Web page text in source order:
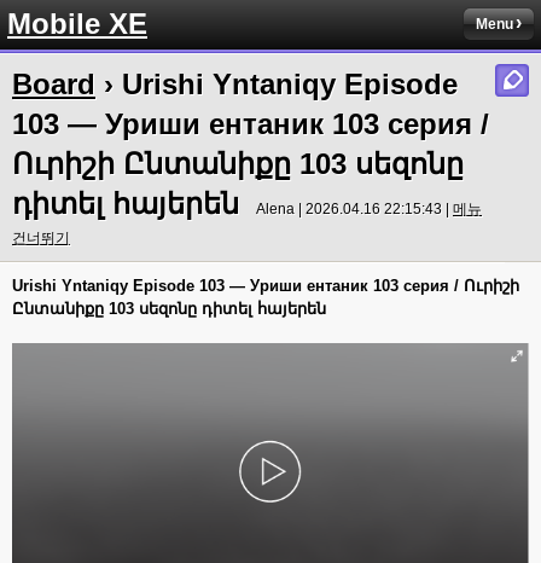
Mobile XE Menu
Board › Urishi Yntaniqy Episode
103 — Уриши ентаник 103 серия /
Ուրիշի Ընտանիքը 103 սեզոնը
դիտել հայերեն
Alena | 2026.04.16 22:15:43 | 메뉴
건너뛰기
Urishi Yntaniqy Episode 103 — Уриши ентаник 103 серия / Ուրիշի
Ընտանիքը 103 սեզոնը դիտել հայերեն